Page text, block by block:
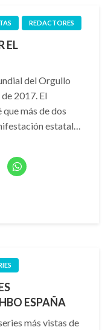
REDACTORES
EL
del Orgullo
2017. El
más de dos
estatal…
ESPAÑA
más vistas de